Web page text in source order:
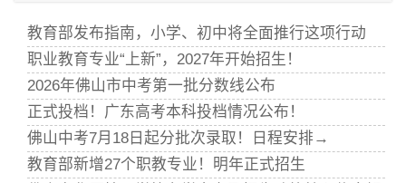
教育部发布指南，小学、初中将全面推行这项行动
职业教育专业“上新”，2027年开始招生！
2026年佛山市中考第一批分数线公布
正式投档！广东高考本科投档情况公布！
佛山中考7月18日起分批次录取！日程安排→
教育部新增27个职教专业！明年正式招生